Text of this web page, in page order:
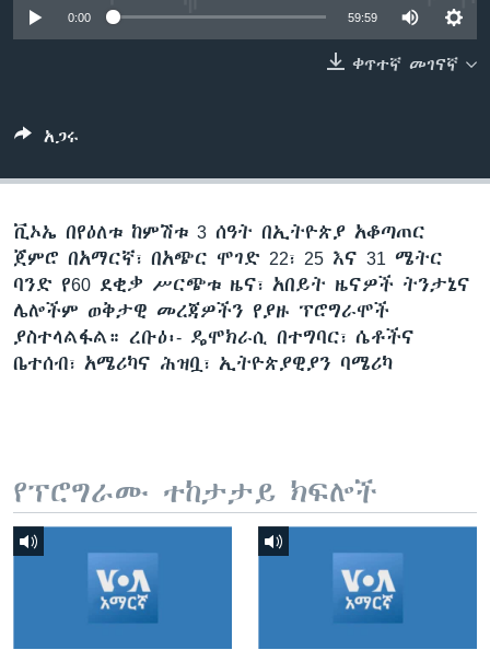
0:00 59:59
ቀጥተኛ መገናኛ
አጋሩ
ቪኦኤ በየዕለቱ ከምሽቱ 3 ሰዓት በኢትዮጵያ አቆጣጠር
ጀምሮ በአማርኛ፣ በአጭር ሞገድ 22፣ 25 እና 31 ሜትር
ባንድ የ60 ደቂቃ ሥርጭቱ ዜና፣ አበይት ዜናዎች ትንታኔና
ሌሎችም ወቅታዊ መረጃዎችን የያዙ ፕሮግራሞች
ያስተላልፋል። ረቡዕ፡- ዴሞክራሲ በተግባር፣ ሴቶችና
ቤተሰብ፣ አሜሪካና ሕዝቧ፣ ኢትዮጵያዊያን ባሜሪካ
የፕሮግራሙ ተከታታይ ክፍሎች